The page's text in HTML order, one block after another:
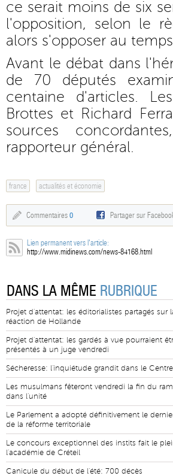
ce serait moins de six
l'opposition, selon le
alors s'opposer au
Avant le débat dans
de 70 députés
centaine d'articles.
Brottes et Richard
sources
rapporteur général.
france actualités et économie
Commentaires 0 Partager sur
Lien permanent vers l'article:
http://www.midinews.com/news-84168.html
DANS LA MÊME RUBRIQUE
Projet d'attentat: les éditorialistes partagés sur
réaction de Hollande
Projet d'attentat: les gardés à vue pourraient
présentés à un juge vendredi
Sécheresse: l'inquiétude grandit dans le
Les musulmans fêteront vendredi la fin du
dans l'unité
Le Parlement a adopté définitivement le
de la réforme territoriale
Le concours exceptionnel des instits fait le
l'académie de Créteil
Canicule du début de l'été: 700 décès